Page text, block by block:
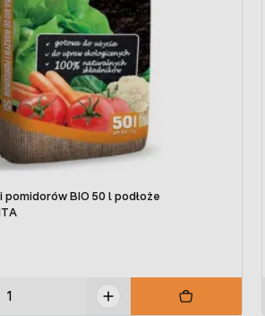
ekologicznego do pomidorów
stosować po rozcieńczeniu z wodą
1Litr wody. Cała butelka z nawozem
wody. Zabieg nawożenia należy
okres wegetacji roślin, powtarzając
Regularne stosowanie nawozu
zapewni widoczne efekty
do użycia
BIO 50 l podłoże